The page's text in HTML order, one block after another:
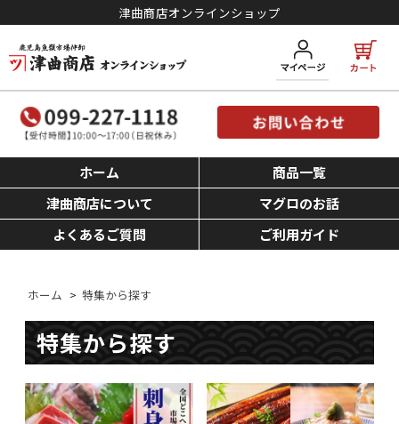
津曲商店オンラインショップ
ホーム
商品一覧
津曲商店について
マグロのお話
よくあるご質問
ご利用ガイド
ホーム > 特集から探す
特集から探す